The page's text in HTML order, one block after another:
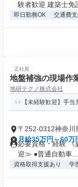
験者歓迎 建築士免
即日勤務OK 交通費
正社員
地盤補強の現場作
地研テクノ株式会社
【未経験歓迎】手
〒252-0312神奈川
月給35万円～60万
必要資格・経験
迎≫ ●普通自動車...
資格取得支援あり 学